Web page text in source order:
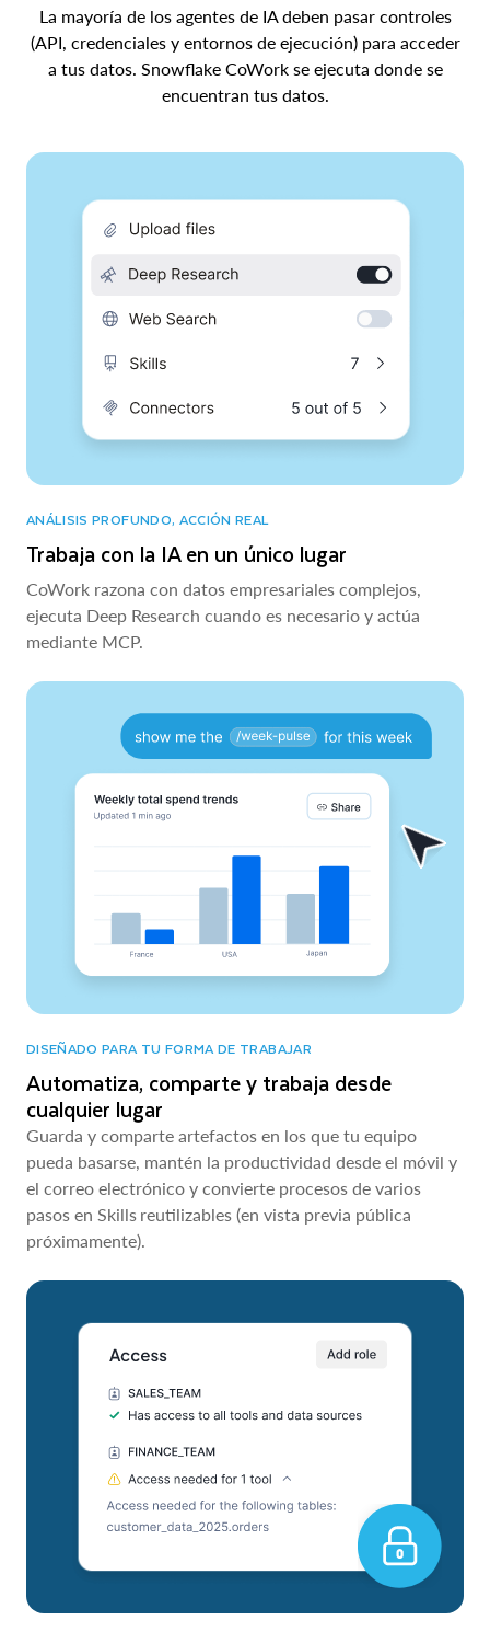
La mayoría de los agentes de IA deben pasar controles
(API, credenciales y entornos de ejecución) para acceder
a tus datos. Snowflake CoWork se ejecuta donde se
encuentran tus datos.
ANÁLISIS PROFUNDO, ACCIÓN REAL
Trabaja con la IA en un único lugar
CoWork razona con datos empresariales complejos,
ejecuta Deep Research cuando es necesario y actúa
mediante MCP.
DISEÑADO PARA TU FORMA DE TRABAJAR
Automatiza, comparte y trabaja desde
cualquier lugar
Guarda y comparte artefactos en los que tu equipo
pueda basarse, mantén la productividad desde el móvil y
el correo electrónico y convierte procesos de varios
pasos en Skills reutilizables (en vista previa pública
próximamente).